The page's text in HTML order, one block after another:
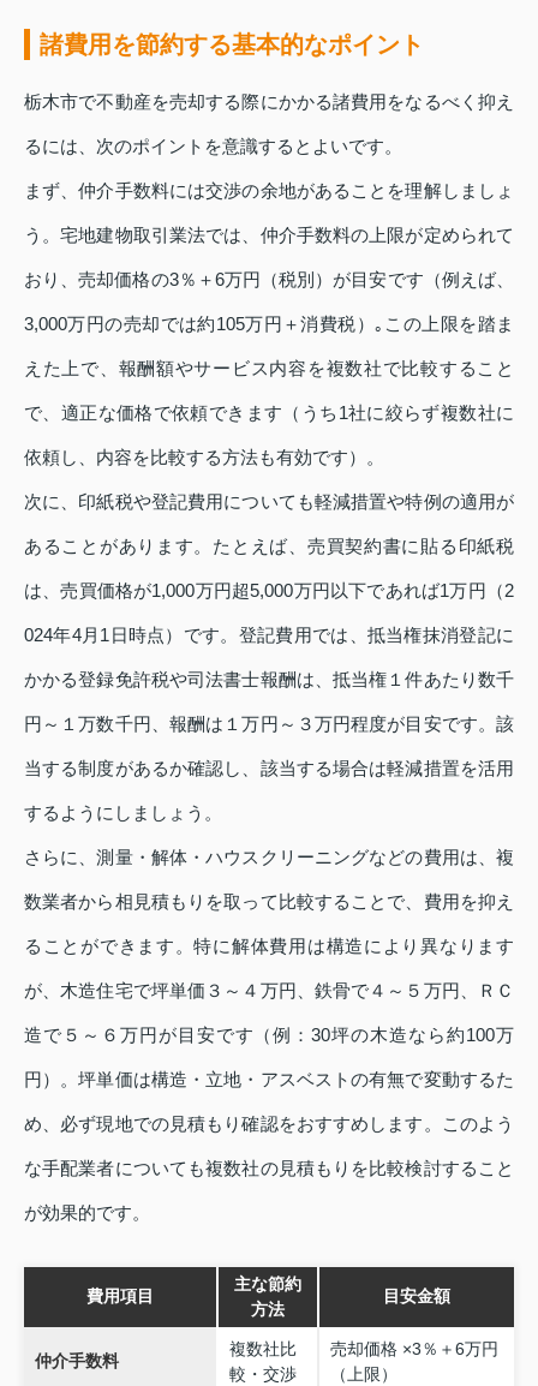
諸費用を節約する基本的なポイント
栃木市で不動産を売却する際にかかる諸費用をなるべく抑え
るには、次のポイントを意識するとよいです。
まず、仲介手数料には交渉の余地があることを理解しましょ
う。宅地建物取引業法では、仲介手数料の上限が定められて
おり、売却価格の3％＋6万円（税別）が目安です（例えば、
3,000万円の売却では約105万円＋消費税）｡この上限を踏ま
えた上で、報酬額やサービス内容を複数社で比較すること
で、適正な価格で依頼できます（うち1社に絞らず複数社に
依頼し、内容を比較する方法も有効です）。
次に、印紙税や登記費用についても軽減措置や特例の適用が
あることがあります。たとえば、売買契約書に貼る印紙税
は、売買価格が1,000万円超5,000万円以下であれば1万円（2
024年4月1日時点）です。登記費用では、抵当権抹消登記に
かかる登録免許税や司法書士報酬は、抵当権１件あたり数千
円～１万数千円、報酬は１万円～３万円程度が目安です。該
当する制度があるか確認し、該当する場合は軽減措置を活用
するようにしましょう。
さらに、測量・解体・ハウスクリーニングなどの費用は、複
数業者から相見積もりを取って比較することで、費用を抑え
ることができます。特に解体費用は構造により異なります
が、木造住宅で坪単価３～４万円、鉄骨で４～５万円、ＲＣ
造で５～６万円が目安です（例：30坪の木造なら約100万
円）。坪単価は構造・立地・アスベストの有無で変動するた
め、必ず現地での見積もり確認をおすすめします。このよう
な手配業者についても複数社の見積もりを比較検討すること
が効果的です。
費用項目
主な節約
方法
目安金額
仲介手数料
複数社比
較・交渉
売却価格 ×3％＋6万円
（上限）